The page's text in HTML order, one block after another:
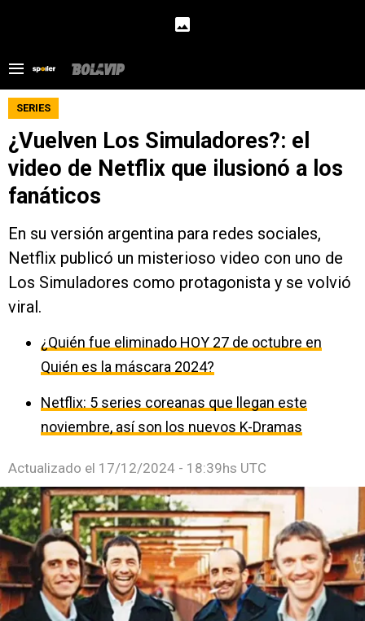
SERIES
¿Vuelven Los Simuladores?: el
video de Netflix que ilusionó a los
fanáticos
En su versión argentina para redes sociales,
Netflix publicó un misterioso video con uno de
Los Simuladores como protagonista y se volvió
viral.
¿Quién fue eliminado HOY 27 de octubre en
Quién es la máscara 2024?
Netflix: 5 series coreanas que llegan este
noviembre, así son los nuevos K-Dramas
Actualizado el 17/12/2024 - 18:39hs UTC